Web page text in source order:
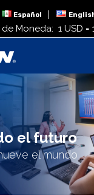
Español
Moneda: 1 USD =
el futuro
el mundo